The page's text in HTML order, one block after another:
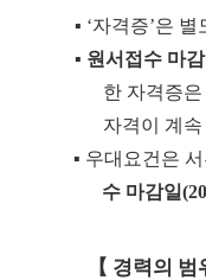
▪ ‘자격증’은 별
▪ 원서접수 마감
한 자격증
자격이 계
▪ 우대요건은
수 마감일
【 경력의 범